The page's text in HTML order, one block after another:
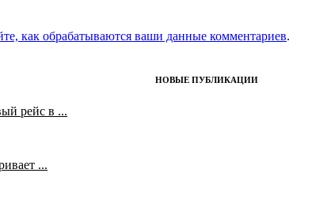
как обрабатываются ваши данные комментариев.
НОВЫЕ ПУБЛИКАЦИИ
рейс в ...
...